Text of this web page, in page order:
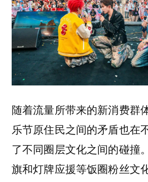
随着流量所带来的新消费群
乐节原住民之间的矛盾也在
了不同圈层文化之间的碰撞
旗和灯牌应援等饭圈粉丝文